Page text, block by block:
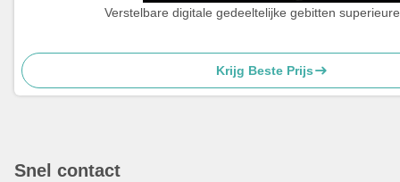
Verstelbare digitale gedeeltelijke gebitten
Krijg Beste Prijs
Snel contact